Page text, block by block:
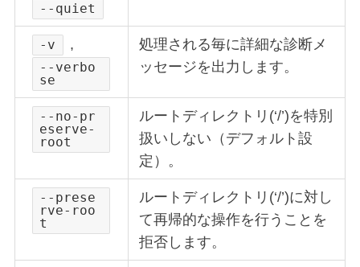
--quiet
-v ,
--verbo
se
処理される毎に詳細な診断メ
ッセージを出力します。
--no-pr
eserve-
root
ルートディレクトリ(‘/’)を特別
扱いしない（デフォルト設
定）。
--prese
rve-roo
t
ルートディレクトリ(‘/’)に対し
て再帰的な操作を行うことを
拒否します。